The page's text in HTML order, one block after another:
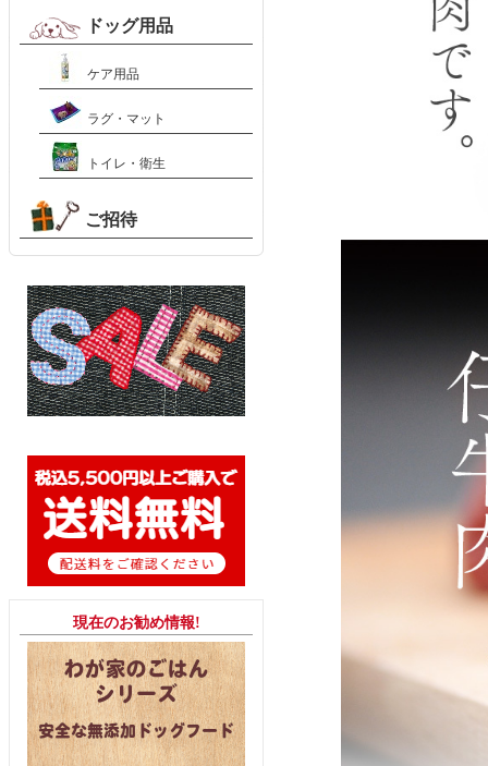
ドッグ用品
ケア用品
ラグ・マット
トイレ・衛生
ご招待
現在のお勧め情報!